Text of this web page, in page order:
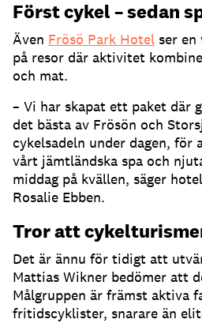
Först cykel – sedan
Även Frösö Park Hotel ser en
på resor där aktivitet
och mat.
– Vi har skapat ett paket där
det bästa av Frösön och
cykelsadeln under dagen, för
vårt jämtländska spa och
middag på kvällen, säger
Rosalie Ebben.
Tror att
Det är ännu för tidigt att
Mattias Wikner bedömer att
Målgruppen är främst aktiva
fritidscyklister, snarare än